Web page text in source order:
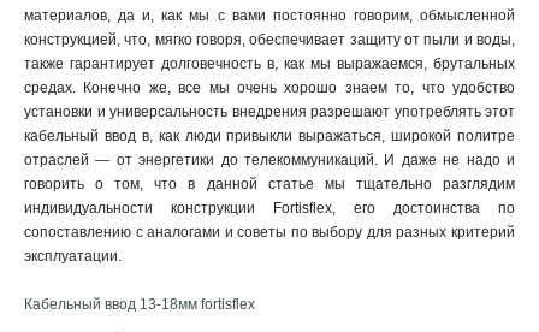
материалов, да и, как мы с вами постоянно говорим, обмысленной
конструкцией, что, мягко говоря, обеспечивает защиту от пыли и воды,
также гарантирует долговечность в, как мы выражаемся, брутальных
средах. Конечно же, все мы очень хорошо знаем то, что удобство
установки и универсальность внедрения разрешают употреблять этот
кабельный ввод в, как люди привыкли выражаться, широкой политре
отраслей — от энергетики до телекоммуникаций. И даже не надо и
говорить о том, что в данной статье мы тщательно разглядим
индивидуальности конструкции Fortisflex, его достоинства по
сопоставлению с аналогами и советы по выбору для разных критерий
эксплуатации.
Кабельный ввод 13-18мм fortisflex